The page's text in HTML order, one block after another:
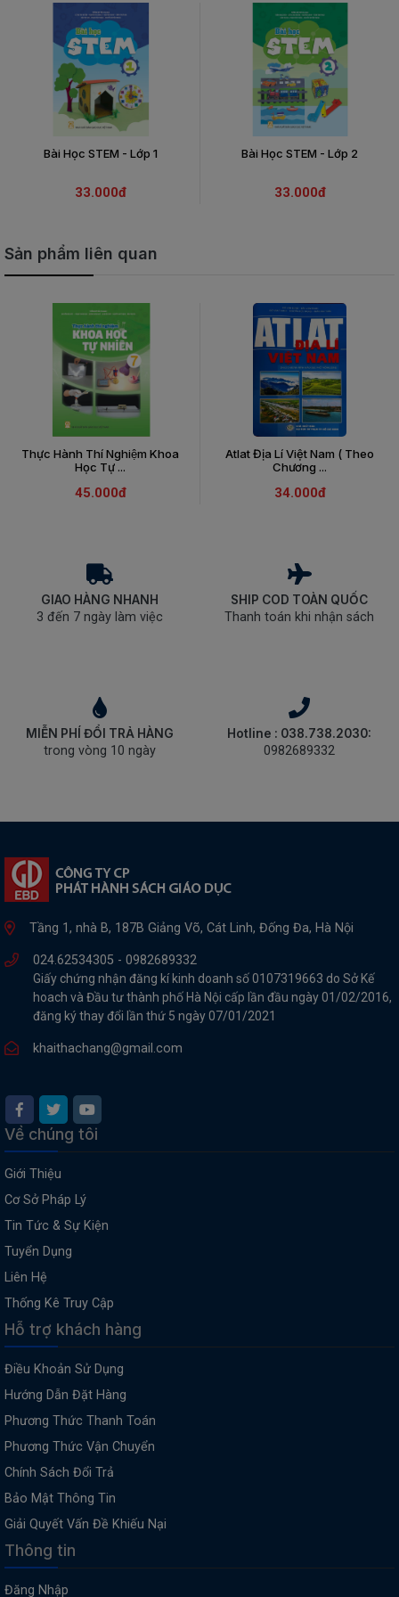
Bài Học STEM - Lớp 1
33.000đ
Bài Học STEM - Lớp 2
33.000đ
Sản phẩm liên quan
Thực Hành Thí Nghiệm Khoa
Học Tự ...
45.000đ
Atlat Địa Lí Việt Nam ( Theo
Chương ...
34.000đ
GIAO HÀNG NHANH
3 đến 7 ngày làm việc
SHIP COD TOÀN QUỐC
Thanh toán khi nhận sách
MIỄN PHÍ ĐỔI TRẢ HÀNG
trong vòng 10 ngày
Hotline : 038.738.2030:
0982689332
Tầng 1, nhà B, 187B Giảng Võ, Cát Linh, Đống Đa, Hà Nội
024.62534305 - 0982689332
Giấy chứng nhận đăng kí kinh doanh số 0107319663 do Sở Kế
hoach và Đầu tư thành phố Hà Nội cấp lần đầu ngày 01/02/2016,
đăng ký thay đổi lần thứ 5 ngày 07/01/2021
khaithachang@gmail.com
Về chúng tôi
Giới Thiệu
Cơ Sở Pháp Lý
Tin Tức & Sự Kiện
Tuyển Dụng
Liên Hệ
Thống Kê Truy Cập
Hỗ trợ khách hàng
Điều Khoản Sử Dụng
Hướng Dẫn Đặt Hàng
Phương Thức Thanh Toán
Phương Thức Vận Chuyển
Chính Sách Đổi Trả
Bảo Mật Thông Tin
Giải Quyết Vấn Đề Khiếu Nại
Thông tin
Đăng Nhập